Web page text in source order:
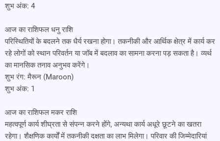
शुभ अंक: 4
आज का राशिफल धनु राशि
परिस्थितियों के बदलने तक धैर्य रखना होगा। तकनीकी और आर्थिक क्षेत्र में कार्य कर
रहे लोगों को स्थान परिवर्तन या जॉब में बदलाव का सामना करना पड़ सकता है। व्यर्थ
का मानसिक तनाव अनुभव करेंगे।
शुभ रंग: मैरून (Maroon)
शुभ अंक: 1
आज का राशिफल मकर राशि
महत्वपूर्ण कार्य शीघ्रता से संपन्न करने होंगे, अन्यथा कार्य अधूरे छूटने का खतरा
रहेगा। शैक्षणिक कार्यों में तकनीकी दक्षता का लाभ मिलेगा। परिवार की जिम्मेदारियां